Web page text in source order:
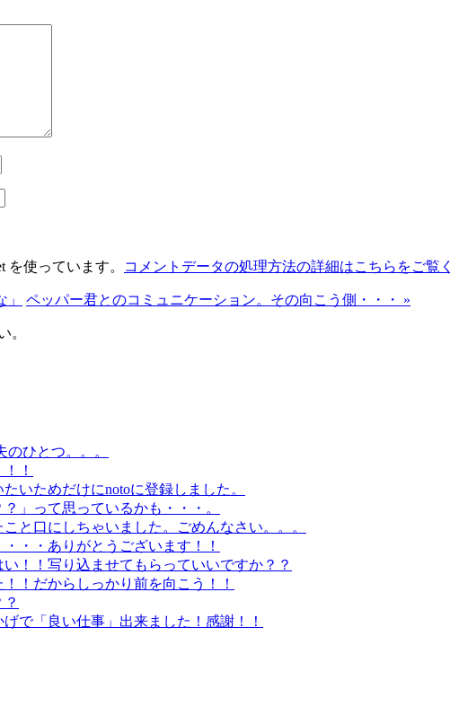
を使っています。 コメントデータの処理方法の詳細はこちらをご覧
ペッパー君とのコミュニケーション。その向こう側・・・ »
。
ひとつ。。。
！
いためだけにnotoに登録しました。
」って思っているかも・・・。
と口にしちゃいました。ごめんなさい。。。
・・ありがとうございます！！
！！写り込ませてもらっていいですか？？
！だからしっかり前を向こう！！
で「良い仕事」出来ました！感謝！！